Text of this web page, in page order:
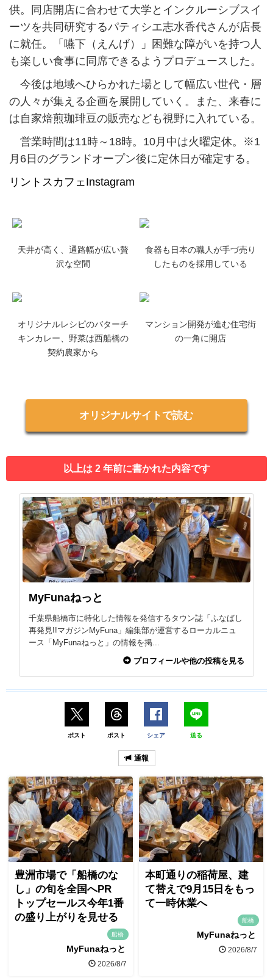
供。同店開店に合わせて大学とインクルーシブスイ
ーツを共同研究するパティシエ志水香代さんが店長
に就任。「嚥下（えんげ）」困難な障がいを持つ人
も楽しい食事に同席できるようプロデュースした。
今後は地域へひらかれた場として幅広い世代・層
の人々が集える企画を展開していく。また、来春に
は自家焙煎珈琲豆の販売なども視野に入れている。
営業時間は11時～18時。10月中は火曜定休。※1
月6日のグランドオープン後に定休日が確定する。
リントスカフェInstagram
天井が高く、通路幅が広い贅
沢な空間
食器も日本の職人が手づ売り
したものを採用している
オリジナルレシピのバターチ
キンカレー、野菜は西船橋の
契約農家から
マンション開発が進む住宅街
の一角に開店
オリジナルサイトで読む
以上は 2 年前に書かれた内容です
MyFunaねっと
千葉県船橋市に特化した情報を発信するタウン誌「ふなばし
再発見!!マガジンMyFuna」編集部が運営するローカルニュ
ース「MyFunaねっと」の情報を掲...
プロフィールや他の投稿を見る
ポスト ポスト シェア 送る
通報
豊洲市場で「船橋のな
し」の旬を全国へPR
トップセールス今年1番
の盛り上がりを見せる
船橋
MyFunaねっと
2026/8/7
本町通りの稲荷屋、建
て替えで9月15日をもっ
て一時休業へ
船橋
MyFunaねっと
2026/8/7